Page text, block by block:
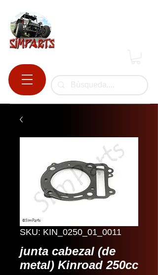
SKU: KIN_0250_01_0011
junta cabezal (de
metal) Kinroad 250cc